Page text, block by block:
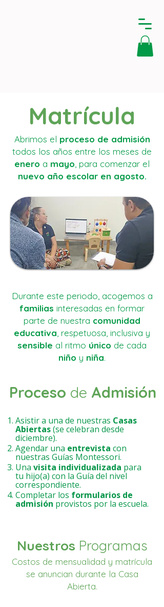
Matrícula
Abrimos el proceso de admisión
todos los años entre los meses de
enero a mayo , para comenzar el
nuevo año escolar en agosto.
Durante este periodo, acogemos a
familias interesadas en formar
parte de nuestra comunidad
educativa , respetuosa, inclusiva y
sensible al ritmo único de cada
niño y niña.
Proceso de Admisión
Asistir a una de nuestras Casas
Abiertas(se celebran desde
diciembre).
Agendar una entrevista con
nuestras Guías Montessori.
​Una visita individualizada para
tu hijo(a) con la Guía del nivel
correspondiente.
Completar los formularios de
admisión provistos por la escuela.
Nuestros Programas
Costos de mensualidad y matrícula
se anuncian durante la Casa
Abierta.